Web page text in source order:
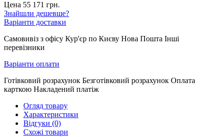
Цена 55 171 грн.
Знайшли дешевше?
Варіанти доставки
Самовивіз з офісу Кур'єр по Києву Нова Пошта Інші
перевізники
Варіанти оплати
Готівковий розрахунок Безготівковий розрахунок Оплата
карткою Накладений платіж
Огляд товару
Характеристики
Відгуки (0)
Схожі товари